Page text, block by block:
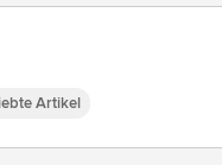
Artikel